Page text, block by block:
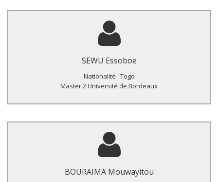
SEWU Essoboe
Nationalité : Togo
Master 2 Université de Bordeaux
Titre du Master :
Réponse clinique et immunologique à 6 et 12 mois chez des
patients infectés par le VIH en fonction du statut vis-à-vis de
l’infection par l’hépatite B au CHU Sylvanus Olympio de Lomé,
Togo.
BOURAIMA Mouwayitou
Titre du Master :
Accessibilité au diagnostic précoce du VIH chez les enfants nés
de mères infectées par le VIH dans deux centres hospitaliers
urbains de Lomé, au Togo.